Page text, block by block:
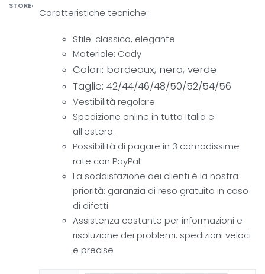
STORE›
Caratteristiche tecniche:
Stile: classico, elegante
Materiale: Cady
Colori: bordeaux, nera, verde
Taglie: 42/44/46/48/50/52/54/56
Vestibilità regolare
Spedizione online in tutta Italia e
all’estero.
Possibilità di pagare in 3 comodissime
rate con PayPal.
La soddisfazione dei clienti è la nostra
priorità: garanzia di reso gratuito in caso
di difetti
Assistenza costante per informazioni e
risoluzione dei problemi; spedizioni veloci
e precise